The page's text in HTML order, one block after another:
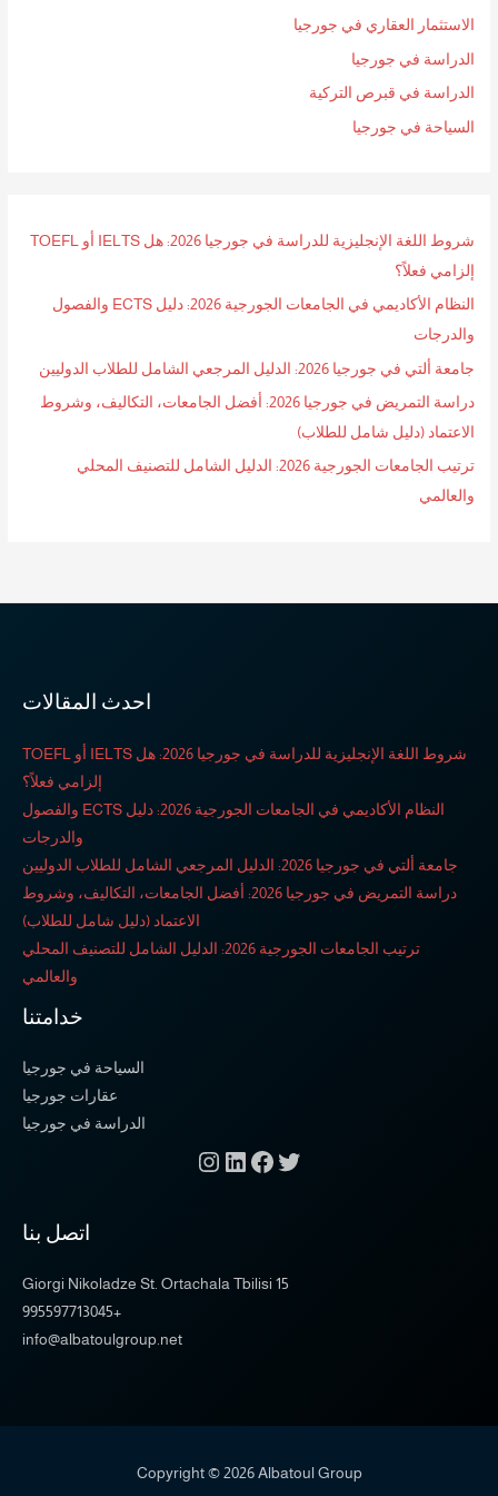
:الاستثمار العقاري في جورجيا
الدراسة في جورجيا
الدراسة في قبرص التركية
السياحة في جورجيا
شروط اللغة الإنجليزية للدراسة في جورجيا 2026: هل IELTS أو TOEFL
إلزامي فعلاً؟
النظام الأكاديمي في الجامعات الجورجية 2026: دليل ECTS والفصول
والدرجات
جامعة ألتي في جورجيا 2026: الدليل المرجعي الشامل للطلاب الدوليين
دراسة التمريض في جورجيا 2026: أفضل الجامعات، التكاليف، وشروط
الاعتماد (دليل شامل للطلاب)
ترتيب الجامعات الجورجية 2026: الدليل الشامل للتصنيف المحلي
والعالمي
احدث المقالات
شروط اللغة الإنجليزية للدراسة في جورجيا 2026: هل IELTS أو TOEFL
إلزامي فعلاً؟
النظام الأكاديمي في الجامعات الجورجية 2026: دليل ECTS والفصول
والدرجات
جامعة ألتي في جورجيا 2026: الدليل المرجعي الشامل للطلاب الدوليين
دراسة التمريض في جورجيا 2026: أفضل الجامعات، التكاليف، وشروط
الاعتماد (دليل شامل للطلاب)
ترتيب الجامعات الجورجية 2026: الدليل الشامل للتصنيف المحلي
والعالمي
خدامتنا
السياحة في جورجيا
عقارات جورجيا
الدراسة في جورجيا
اتصل بنا
15 Giorgi Nikoladze St. Ortachala Tbilisi
+995597713045
info@albatoulgroup.net
Copyright © 2026 Albatoul Group